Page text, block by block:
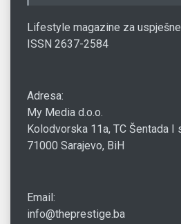
Lifestyle magazine za
ISSN 2637-2584
Adresa:
My Media d.o.o.
Kolodvorska 11a, TC Šentada I
71000 Sarajevo, BiH
Email:
info@theprestige.ba